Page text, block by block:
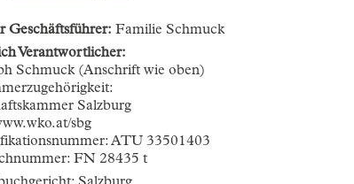
Geschäftsführer: Familie Schmuck
Verantwortlicher:
Schmuck (Anschrift wie oben)
Salzburg
sbg
ATU 33501403
FN 28435 t